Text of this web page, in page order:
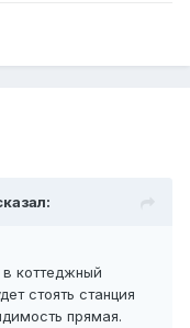
коттеджный
стоять станция
прямая.